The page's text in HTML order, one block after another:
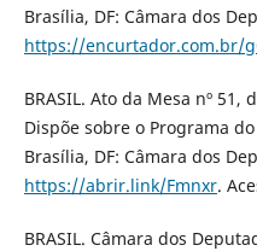
Brasília, DF: Câmara dos
https://encurtador.com.br/
BRASIL. Ato da Mesa nº 51,
Dispõe sobre o Programa
Brasília, DF: Câmara dos
https://abrir.link/Fmnxr.
BRASIL. Câmara dos